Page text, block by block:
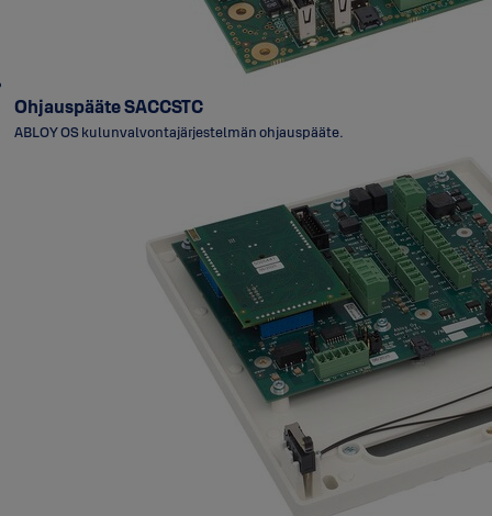
Ohjauspääte SACCSTC
ABLOY OS kulunvalvontajärjestelmän ohjauspääte.